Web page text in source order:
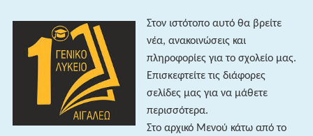
Στον ιστότοπο αυτό θα βρείτε
νέα, ανακοινώσεις και
πληροφορίες για το σχολείο μας.
Επισκεφτείτε τις διάφορες
σελίδες μας για να μάθετε
περισσότερα.
Στο αρχικό Μενού κάτω από το